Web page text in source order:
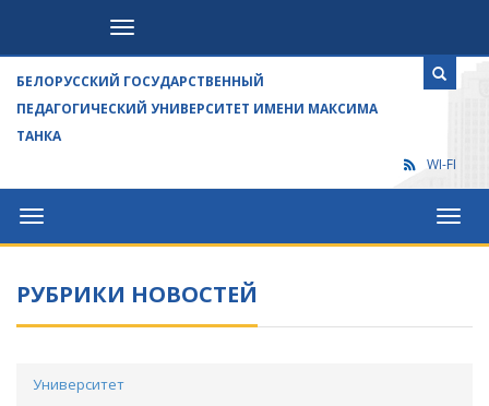
Посетителям
БЕЛОРУССКИЙ ГОСУДАРСТВЕННЫЙ
ПЕДАГОГИЧЕСКИЙ УНИВЕРСИТЕТ ИМЕНИ МАКСИМА
ТАНКА
WI-FI
Университет
РУБРИКИ НОВОСТЕЙ
Университет